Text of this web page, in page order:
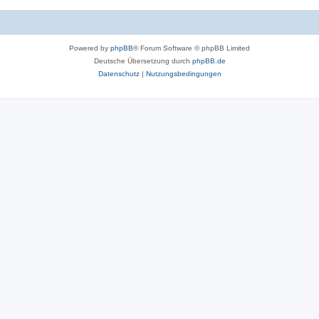
Powered by phpBB® Forum Software © phpBB Limited
Deutsche Übersetzung durch phpBB.de
Datenschutz| Nutzungsbedingungen